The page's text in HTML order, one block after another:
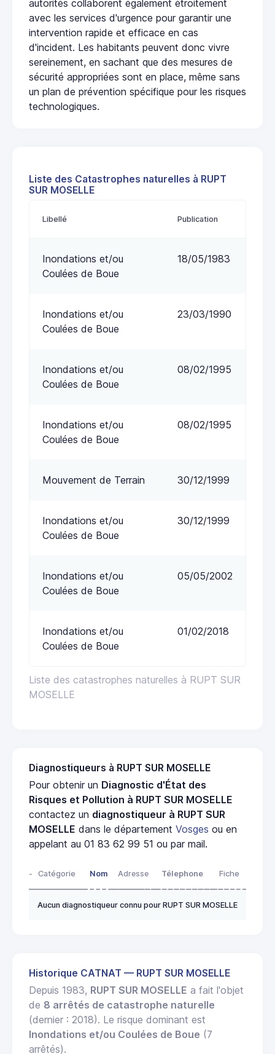
autorités collaborent également étroitement
avec les services d'urgence pour garantir une
intervention rapide et efficace en cas
d'incident. Les habitants peuvent donc vivre
sereinement, en sachant que des mesures de
sécurité appropriées sont en place, même sans
un plan de prévention spécifique pour les risques
technologiques.
Liste des Catastrophes naturelles à RUPT
SUR MOSELLE
Liste des catastrophes naturelles à RUPT SUR
MOSELLE
Libellé Publication
Inondations et/ou
Coulées de Boue
18/05/1983
Inondations et/ou
Coulées de Boue
23/03/1990
Inondations et/ou
Coulées de Boue
08/02/1995
Inondations et/ou
Coulées de Boue
08/02/1995
Mouvement de Terrain 30/12/1999
Inondations et/ou
Coulées de Boue
30/12/1999
Inondations et/ou
Coulées de Boue
05/05/2002
Inondations et/ou
Coulées de Boue
01/02/2018
Diagnostiqueurs à RUPT SUR MOSELLE
Pour obtenir un Diagnostic d'État des
Risques et Pollution à RUPT SUR MOSELLE
contactez un diagnostiqueur à RUPT SUR
MOSELLE dans le département Vosges ou en
appelant au 01 83 62 99 51 ou par mail.
- Catégorie Nom Adresse Télephone Fiche
Aucun diagnostiqueur connu pour RUPT SUR MOSELLE
Historique CATNAT — RUPT SUR MOSELLE
Depuis 1983, RUPT SUR MOSELLE a fait l'objet
de 8 arrêtés de catastrophe naturelle
(dernier : 2018). Le risque dominant est
Inondations et/ou Coulées de Boue (7
arrêtés).